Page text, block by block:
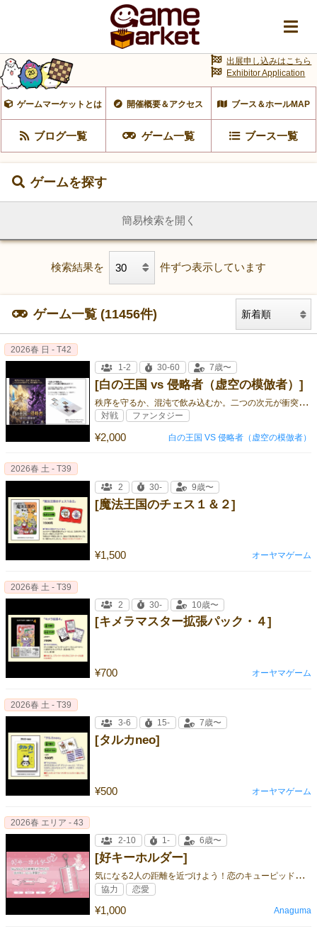
ゲームマーケットとは 開催概要＆アクセス ブース＆ホールMAP
ブログ一覧 ゲーム一覧 ブース一覧
出展申し込みはこちら
Exhibitor Application
ゲームを探す
簡易検索を開く
検索結果を 件ずつ表示しています
ゲーム一覧 (11456件)
[白の王国 vs 侵略者（虚空の模倣者）]
秩
序を守るか、混沌で飲み込むか。二つの次元が衝突する、時空戦略バトルが開幕する。
¥2,000
2026春 日 - T42
1-2
30-60 7歳〜
対戦 ファンタジー
白の王国 VS 侵略者（虚空の模倣者）
[魔法王国のチェス１＆２]
¥1,500
2026春 土 - T39
2
30- 9歳〜
オーヤマゲーム
[キメラマスター拡張パック・４]
¥700
2026春 土 - T39
2
30- 10歳〜
オーヤマゲーム
[タルカneo]
¥500
2026春 土 - T39
3-6
15- 7歳〜
オーヤマゲーム
[好キーホルダー]
気
になる2人の距離を近づけよう！恋のキューピッド体験ゲーム
¥1,000
2026春 エリア - 43
2-10
1- 6歳〜
協力 恋愛
Anaguma